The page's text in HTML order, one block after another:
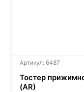
Артикул: 6487
Тостер
(AR)